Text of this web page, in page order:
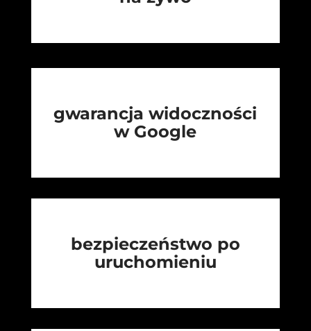
gwarancja widoczności
w Google
bezpieczeństwo po
uruchomieniu